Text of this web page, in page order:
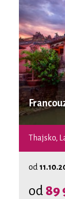
od
od 89